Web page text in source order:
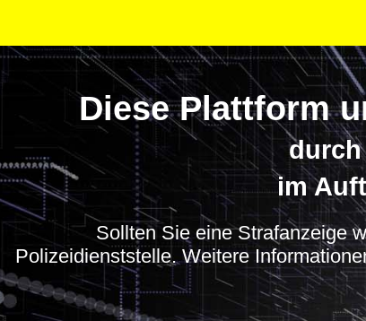
Diese Plattform
durch
im
Sollten Sie eine Strafanzeige
Polizeidienststelle. Weitere